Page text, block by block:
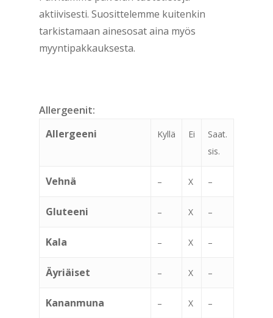
aktiivisesti. Suosittelemme kuitenkin
tarkistamaan ainesosat aina myös
myyntipakkauksesta.
Allergeenit:
Allergeeni
Kyllä Ei
Saat.
sis.
Vehnä – X –
Gluteeni – X –
Kala – X –
Äyriäiset – X –
Kananmuna – X –